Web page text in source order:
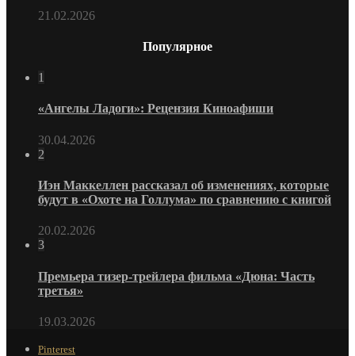
21.02.2026
Популярное
1
«Ангелы Ладоги»: Рецензия Киноафиши
30.04.2026
2
Иэн Маккеллен рассказал об изменениях, которые
будут в «Охоте на Голлума» по сравнению с книгой
20.02.2026
3
Премьера тизер-трейлера фильма «Дюна: Часть
третья»
19.03.2026
Pinterest